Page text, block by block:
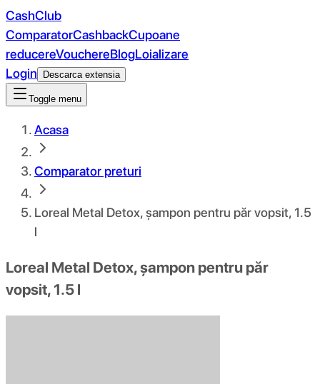
CashClub
ComparatorCashbackCupoane
reducereVouchereBlogLoializare
Login
Descarca extensia
Toggle menu
Acasa
Comparator preturi
Loreal Metal Detox, șampon pentru păr vopsit, 1.5
l
Loreal Metal Detox, șampon pentru păr
vopsit, 1.5 l